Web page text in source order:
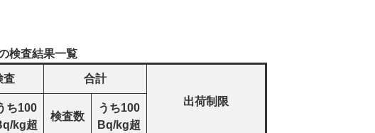
検査結果一覧
査
合計
出荷制限
ち100
kg超
検査数
うち100
Bq/kg超